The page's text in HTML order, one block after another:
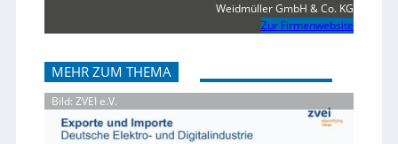
Weidmüller GmbH & Co. KG
Zur Firmenwebsite
MEHR ZUM THEMA
Bild: ZVEI e.V.